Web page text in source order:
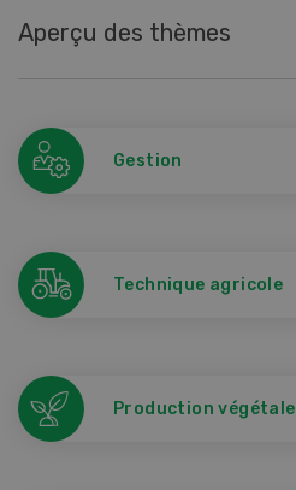
Aperçu des thèmes
Gestion
Technique agricole
Production végétale